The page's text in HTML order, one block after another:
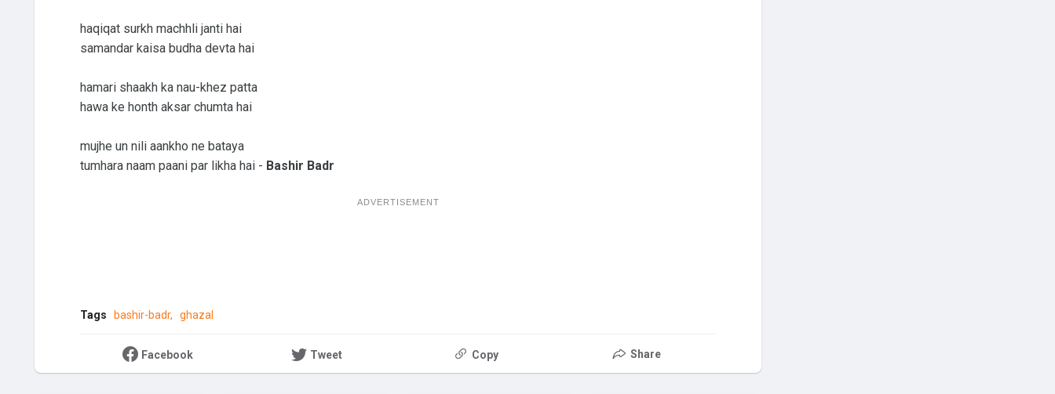
haqiqat surkh machhli janti hai
samandar kaisa budha devta hai
hamari shaakh ka nau-khez patta
hawa ke honth aksar chumta hai
mujhe un nili aankho ne bataya
tumhara naam paani par likha hai - Bashir Badr
ADVERTISEMENT
Tags bashir-badr ghazal
Facebook Tweet Copy Share